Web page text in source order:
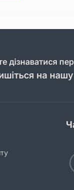
дізнаватися
на